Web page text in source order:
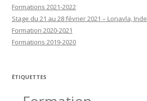
Formations 2021-2022
Stage du 21 au 28 février 2021 – Lonavla, Inde
Formation 2020-2021
Formations 2019-2020
ÉTIQUETTES